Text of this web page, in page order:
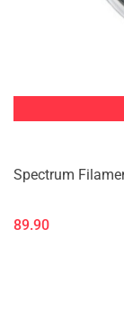
Spectrum
89.90